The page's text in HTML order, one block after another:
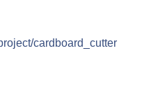
cardboard_cutter